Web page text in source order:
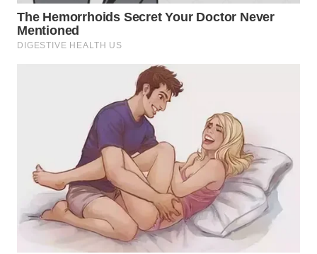
WN
TANJUNG
LESUNG
SIMALUNGUN
WN
LABUHANBATU
WN
TAPANULI